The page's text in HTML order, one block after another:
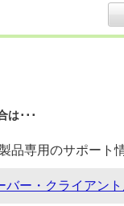
は･･･
品専用のサポート
バー・クライアン